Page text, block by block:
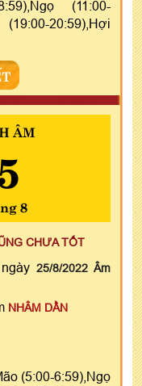
(11:00-
20:59),Hợi
ÂM
8
CHƯA TỐT
25/8/2022 Âm
NHÂM DẦN
(5:00-6:59),Ngọ